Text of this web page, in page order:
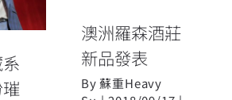
澳洲羅森酒莊
新品發表
By蘇重Heavy